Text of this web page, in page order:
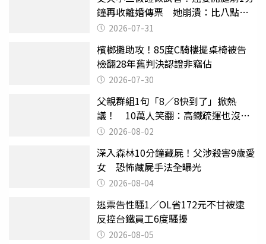
鐘再收離婚傳票 她崩潰：比八點檔
還扯2026-07-31
檳榔攤助攻！85度C騎樓擺桌椅被告
檢翻28年舊判決認證非竊佔
2026-07-30
父親群組1句「8／8快到了」掀熱
議！ 10萬人笑翻：高鐵疏運也沒列
父親節
2026-08-02
深入森林10分鐘藏屍！父涉殺害9歲愛
女 恐怖藏屍手法全曝光
2026-08-04
逃票告性騷1／OL省172元不甘被逮
反控台鐵員工6度騷擾
2026-08-05